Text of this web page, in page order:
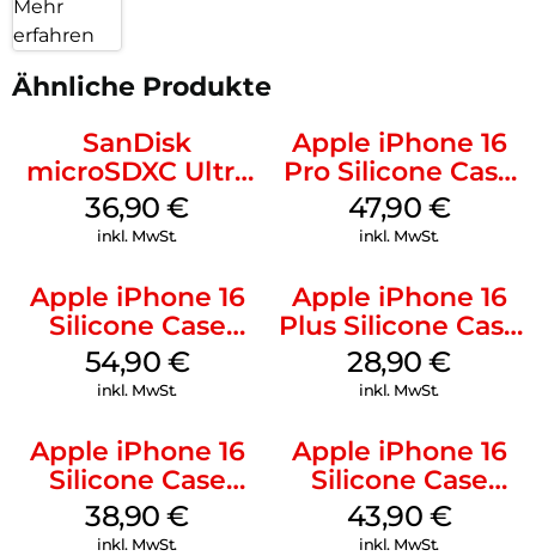
Mehr
erfahren
Ähnliche Produkte
SanDisk
microSDXC Ultra
128 GB + Adapter
Mobile
36,90€
inkl. MwSt.
Apple iPhone 16
Pro Silicone Case
MagSafe Denim
47,90 €
inkl. MwSt.
Apple iPhone 16
Silicone Case
MagSafe Lake
Green
54,90 €
inkl. MwSt.
Apple iPhone 16
Plus Silicone Case
MagSafe Black
28,90€
inkl. MwSt.
Apple iPhone 16
Silicone Case
MagSafe
Ultramarine
38,90€
inkl. MwSt.
Apple iPhone 16
Silicone Case
MagSafe Plum
43,90 €
inkl. MwSt.